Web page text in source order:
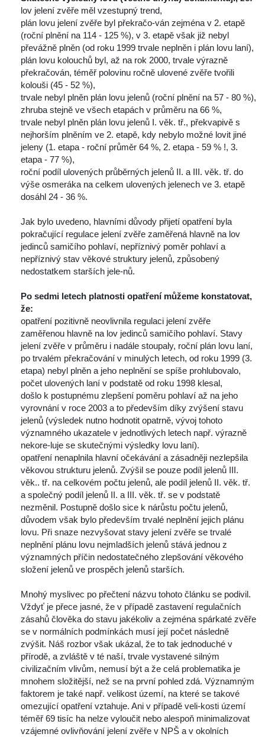
lov jelení zvěře měl vzestupný trend,
plán lovu jelení zvěře byl překračo-ván zejména v 2. etapě
(roční plnění na 114 - 125 %), v 3. etapě však již nebyl
převážně plněn (od roku 1999 trvale neplněn i plán lovu laní),
plán lovu kolouchů byl, až na rok 2000, trvale výrazně
překračován, téměř polovinu ročně ulovené zvěře tvořili
kolouši (45 - 52 %),
trvale nebyl plněn plán lovu jelenů (roční plnění na 57 - 80 %),
zhruba stejně ve všech etapách v průměru na 66 %,
trvale nebyl plněn plán lovu jelenů I. věk. tř., překvapivě s
nejhorším plněním ve 2. etapě, kdy nebylo možné lovit jiné
jeleny (1. etapa - roční průměr 64 %, 2. etapa - 59 % !, 3.
etapa - 77 %),
roční podíl ulovených průběrných jelenů II. a III. věk. tř. do
výše osmeráka na celkem ulovených jelenech ve 3. etapě
dosáhl 24 - 36 %.
Jak bylo uvedeno, hlavními důvody přijetí opatření byla
pokračující regulace jelení zvěře zaměřená hlavně na lov
jedinců samičího pohlaví, nepříznivý poměr pohlaví a
nepříznivý stav věkové struktury jelenů, způsobený
nedostatkem starších jele-nů.
Po sedmi letech platnosti opatření můžeme konstatovat,
že:
opatření pozitivně neovlivnila regulaci jelení zvěře
zaměřenou hlavně na lov jedinců samičího pohlaví. Stavy
jelení zvěře v průměru i nadále stoupaly, roční plán lovu laní,
po trvalém překračování v minulých letech, od roku 1999 (3.
etapa) nebyl plněn a jeho neplnění se spíše prohlubovalo,
počet ulovených laní v podstatě od roku 1998 klesal,
došlo k postupnému zlepšení poměru pohlaví až na jeho
vyrovnání v roce 2003 a to především díky zvýšení stavu
jelenů (výsledek nutno hodnotit opatrně, vývoj tohoto
významného ukazatele v jednotlivých letech např. výrazně
nekore-luje se skutečnými výsledky lovu laní).
opatření nenaplnila hlavní očekávání a zásadněji nezlepšila
věkovou strukturu jelenů. Zvýšil se pouze podíl jelenů III.
věk.. tř. na celkovém počtu jelenů, ale podíl jelenů II. věk. tř.
a společný podíl jelenů II. a III. věk. tř. se v podstatě
nezměnil. Postupně došlo sice k nárůstu počtu jelenů,
důvodem však bylo především trvalé neplnění jejich plánu
lovu. Při snaze nezvyšovat stavy jelení zvěře se trvalé
neplnění plánu lovu nejmladších jelenů stává jednou z
významných příčin nedostatečného zlepšování věkového
ložení jelenů ve prospěch jelenů starších.
Mnohý myslivec po přečtení názvu tohoto článku se podivil.
Vždyť je přece jasné, že v případě zastavení regulačních
zásahů člověka do stavu jakékoliv a zejména spárkaté zvěře
e v normálních podmínkách musí její počet následně
zvýšit. Náš rozbor však ukázal, že to tak jednoduché v
přírodě, a zvláště v té naší, trvale vystavené silným
civilizačním vlivům, nemusí být a že celá problematika je
mnohem složitější, než se na první pohled zdá. Významným
faktorem je také např. velikost území, na které se takové
omezující opatření vztahuje. Ani v případě veli-kosti území
téměř 69 tisíc ha nelze vyloučit nebo alespoň minimalizovat
vzájemné ovlivňování jelení zvěře v NPŠ a v okolních